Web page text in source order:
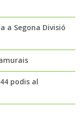
a Segona Divisió
podis al